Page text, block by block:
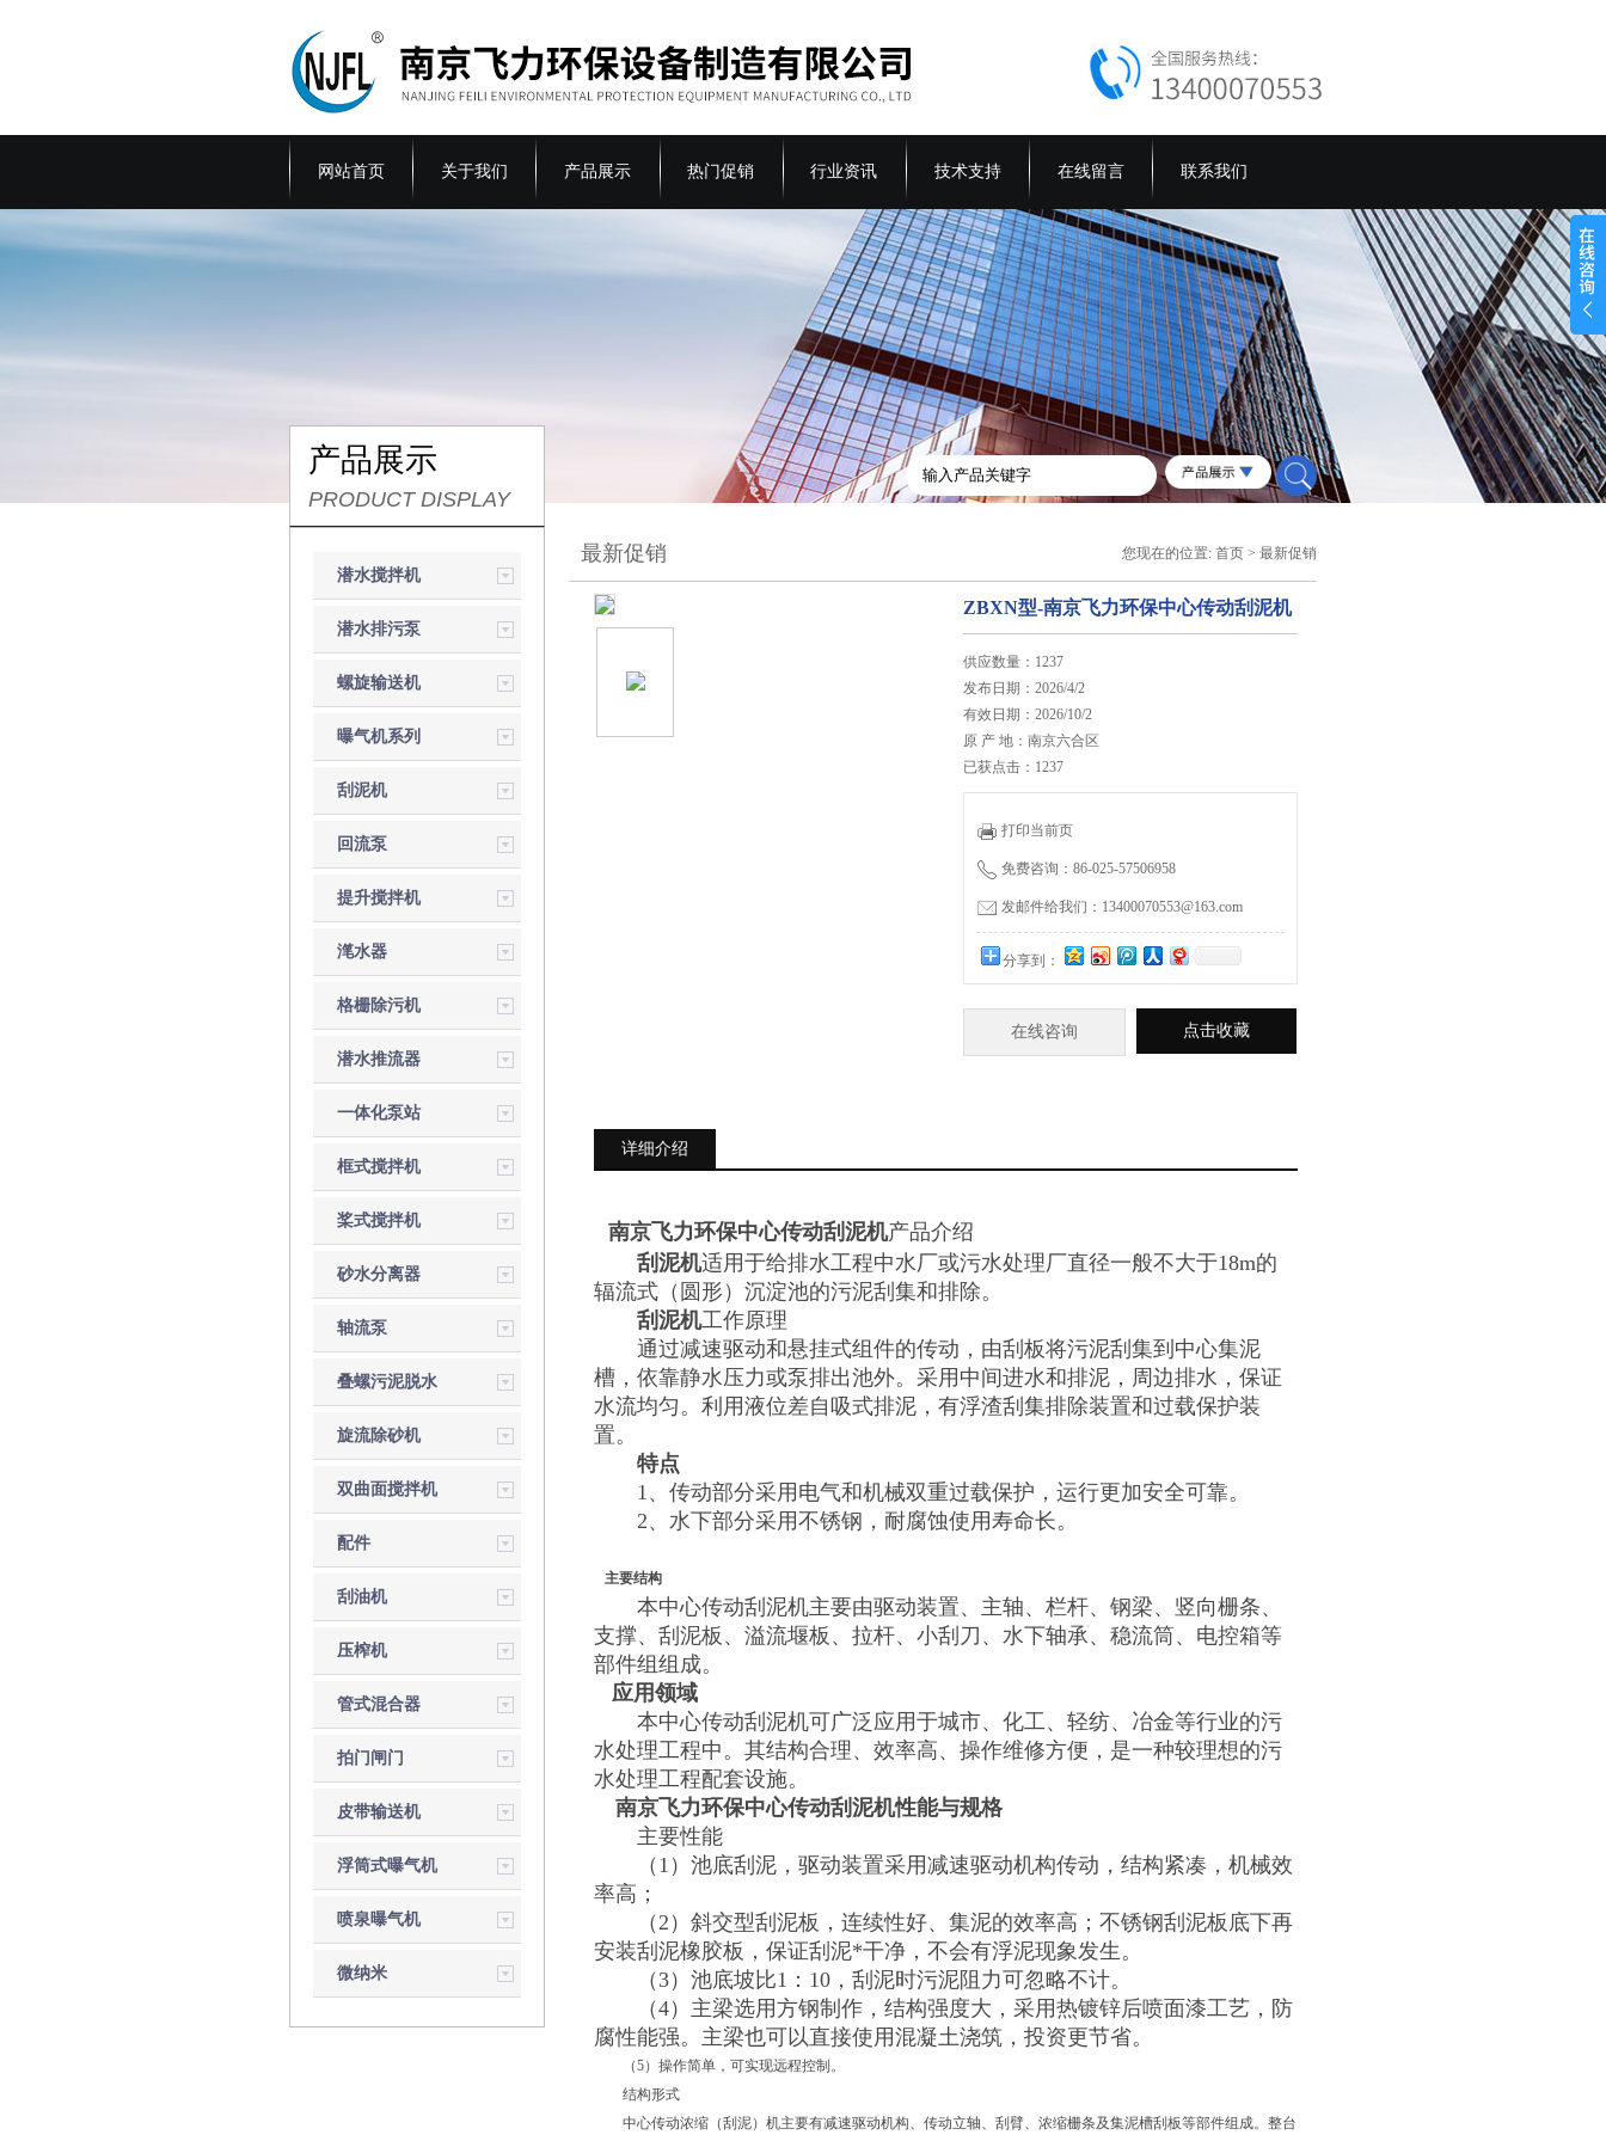
网站首页 关于我们 产品展示 热门促销 行业资讯 技术支持 在线留言 联系我们
产品展示
PRODUCT DISPLAY
潜水搅拌机
潜水排污泵
螺旋输送机
曝气机系列
刮泥机
回流泵
提升搅拌机
滗水器
格栅除污机
潜水推流器
一体化泵站
框式搅拌机
桨式搅拌机
砂水分离器
轴流泵
叠螺污泥脱水
机
旋流除砂机
双曲面搅拌机
配件
刮油机
压榨机
管式混合器
拍门闸门
皮带输送机
浮筒式曝气机
喷泉曝气机
微纳米
最新促销 您现在的位置:首页 >最新促销
ZBXN型-南京飞力环保中心传动刮泥机
供应数量：1237
发布日期：2026/4/2
有效日期：2026/10/2
原 产 地：南京六合区
已获点击：1237
打印当前页
免费咨询：86-025-57506958
发邮件给我们：13400070553@163.com
分享到：
在线咨询 点击收藏
详细介绍
南京飞力环保中心传动刮泥机产品介绍
刮泥机适用于给排水工程中水厂或污水处理厂直径一般不大于18m的
辐流式（圆形）沉淀池的污泥刮集和排除。
刮泥机工作原理
通过减速驱动和悬挂式组件的传动，由刮板将污泥刮集到中心集泥
槽，依靠静水压力或泵排出池外。采用中间进水和排泥，周边排水，保证
水流均匀。利用液位差自吸式排泥，有浮渣刮集排除装置和过载保护装
置。
特点
1、传动部分采用电气和机械双重过载保护，运行更加安全可靠。
2、水下部分采用不锈钢，耐腐蚀使用寿命长。
主要结构
本中心传动刮泥机主要由驱动装置、主轴、栏杆、钢梁、竖向栅条、
支撑、刮泥板、溢流堰板、拉杆、小刮刀、水下轴承、稳流筒、电控箱等
部件组组成。
应用领域
本中心传动刮泥机可广泛应用于城市、化工、轻纺、冶金等行业的污
水处理工程中。其结构合理、效率高、操作维修方便，是一种较理想的污
水处理工程配套设施。
南京飞力环保中心传动刮泥机性能与规格
主要性能
（1）池底刮泥，驱动装置采用减速驱动机构传动，结构紧凑，机械效
率高；
（2）斜交型刮泥板，连续性好、集泥的效率高；不锈钢刮泥板底下再
安装刮泥橡胶板，保证刮泥*干净，不会有浮泥现象发生。
（3）池底坡比1：10，刮泥时污泥阻力可忽略不计。
（4）主梁选用方钢制作，结构强度大，采用热镀锌后喷面漆工艺，防
腐性能强。主梁也可以直接使用混凝土浇筑，投资更节省。
（5）操作简单，可实现远程控制。
结构形式
中心传动浓缩（刮泥）机主要有减速驱动机构、传动立轴、刮臂、浓缩栅条及集泥槽刮板等部件组成。整台